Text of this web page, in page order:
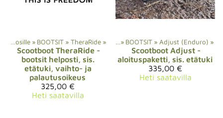
Scootbootsit kengättömille hevosille ‪» BOOTSIT ‪» TheraRide ‪»
Scootboot TheraRide -
bootsit helposti, sis.
etätuki, vaihto- ja
palautusoikeus
325,00 €
Heti saatavilla
Scootbootsit kengättömille hevosille ‪» BOOTSIT ‪» Adjust (Enduro) ‪»
Scootboot Adjust -
aloituspaketti, sis. etätuki
335,00 €
Heti saatavilla